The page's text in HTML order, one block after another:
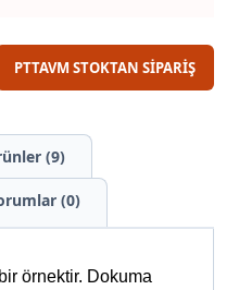
PTTAVM STOKTAN SİPARİŞ
(9)
(0)
örnektir. Dokuma